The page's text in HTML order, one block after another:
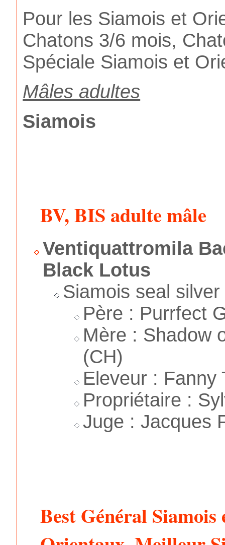
Pour les Siamois et
Chatons 3/6 mois,
Spéciale Siamois et
Mâles adultes
Siamois
BV, BIS adulte mâle
Ventiquattromila
Black Lotus
Siamois seal
Père : Purrfect
Mère : Shadow
(CH)
Eleveur : Fanny
Propriétaire :
Juge : Jacques
Best Général Siamois